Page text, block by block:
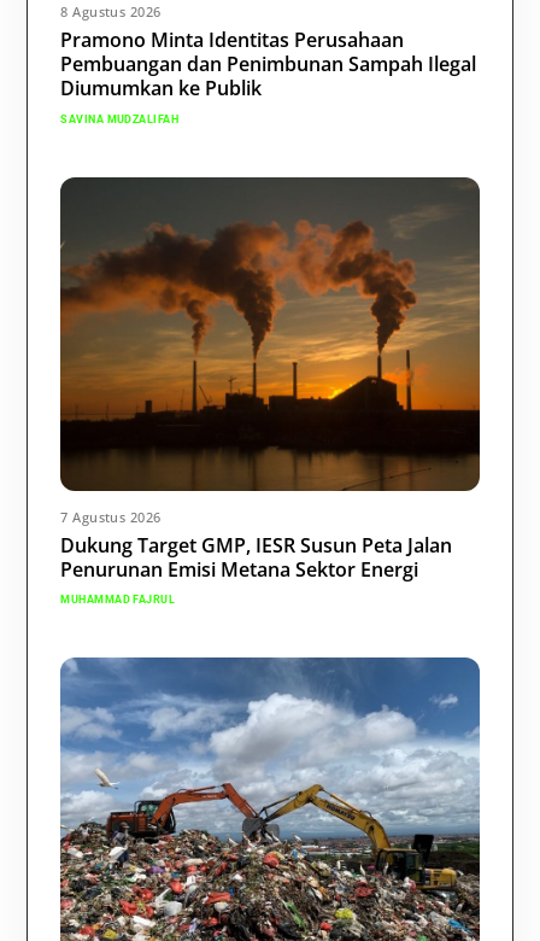
8 Agustus 2026
Pramono Minta Identitas Perusahaan
Pembuangan dan Penimbunan Sampah Ilegal
Diumumkan ke Publik
SAVINA MUDZALIFAH
7 Agustus 2026
Dukung Target GMP, IESR Susun Peta Jalan
Penurunan Emisi Metana Sektor Energi
MUHAMMAD FAJRUL